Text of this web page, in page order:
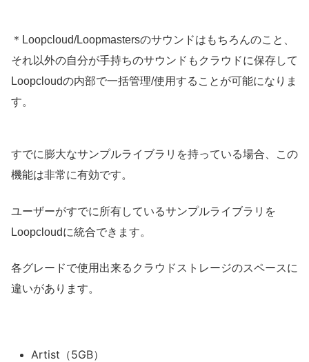
＊Loopcloud/Loopmastersのサウンドはもちろんのこと、
それ以外の自分が手持ちのサウンドもクラウドに保存して
Loopcloudの内部で一括管理/使用することが可能になりま
す。
すでに膨大なサンプルライブラリを持っている場合、この
機能は非常に有効です。
ユーザーがすでに所有しているサンプルライブラリを
Loopcloudに統合できます。
各グレードで使用出来るクラウドストレージのスペースに
違いがあります。
Artist（5GB）